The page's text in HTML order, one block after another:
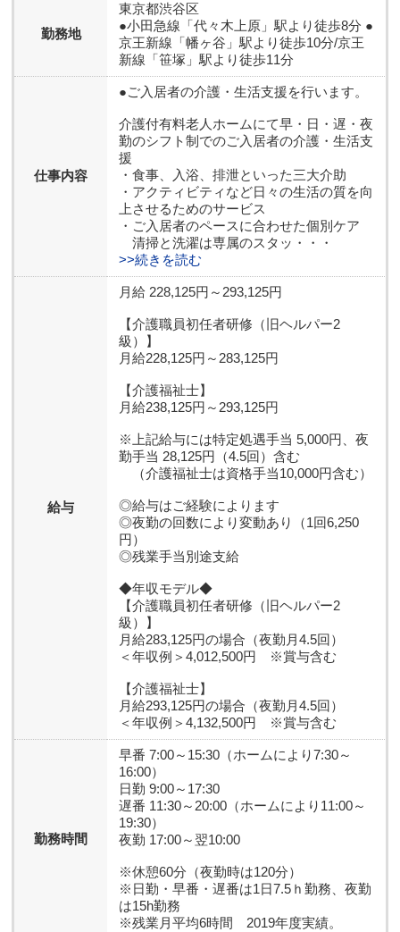
勤務地
東京都渋谷区
●小田急線「代々木上原」駅より徒歩8分 ●
京王新線「幡ヶ谷」駅より徒歩10分/京王
新線「笹塚」駅より徒歩11分
仕事内容
●ご入居者の介護・生活支援を行います。
介護付有料老人ホームにて早・日・遅・夜
勤のシフト制でのご入居者の介護・生活支
援
・食事、入浴、排泄といった三大介助
・アクティビティなど日々の生活の質を向
上させるためのサービス
・ご入居者のペースに合わせた個別ケア
清掃と洗濯は専属のスタッ・・・
>>続きを読む
給与
月給 228,125円～293,125円
【介護職員初任者研修（旧ヘルパー2
級）】
月給228,125円～283,125円
【介護福祉士】
月給238,125円～293,125円
※上記給与には特定処遇手当 5,000円、夜
勤手当 28,125円（4.5回）含む
（介護福祉士は資格手当10,000円含む）
◎給与はご経験によります
◎夜勤の回数により変動あり（1回6,250
円）
◎残業手当別途支給
◆年収モデル◆
【介護職員初任者研修（旧ヘルパー2
級）】
月給283,125円の場合（夜勤月4.5回）
＜年収例＞4,012,500円 ※賞与含む
【介護福祉士】
月給293,125円の場合（夜勤月4.5回）
＜年収例＞4,132,500円 ※賞与含む
勤務時間
早番 7:00～15:30（ホームにより7:30～
16:00）
日勤 9:00～17:30
遅番 11:30～20:00（ホームにより11:00～
19:30）
夜勤 17:00～翌10:00
※休憩60分（夜勤時は120分）
※日勤・早番・遅番は1日7.5ｈ勤務、夜勤
は15h勤務
※残業月平均6時間 2019年度実績。